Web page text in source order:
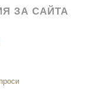
ЗА САЙТА